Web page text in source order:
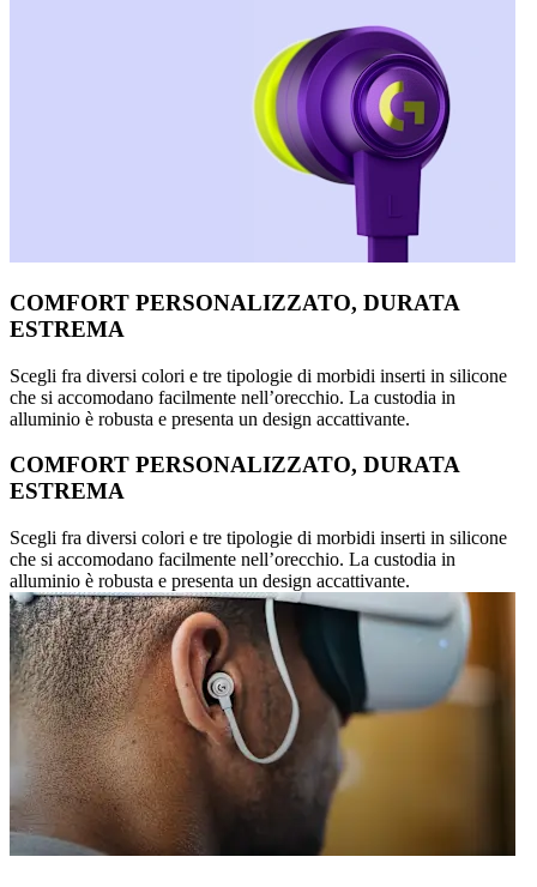
COMFORT PERSONALIZZATO, DURATA
ESTREMA
Scegli fra diversi colori e tre tipologie di morbidi inserti in silicone
che si accomodano facilmente nell’orecchio. La custodia in
alluminio è robusta e presenta un design accattivante.
COMFORT PERSONALIZZATO, DURATA
ESTREMA
Scegli fra diversi colori e tre tipologie di morbidi inserti in silicone
che si accomodano facilmente nell’orecchio. La custodia in
alluminio è robusta e presenta un design accattivante.